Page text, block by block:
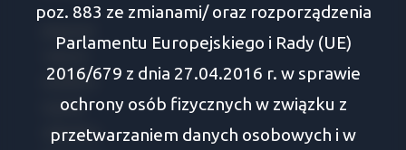
Wasilków
Supraśl
Zabłudów
poz. 883 ze zmianami/ oraz rozporządzenia
Parlamentu Europejskiego i Rady (UE)
2016/679 z dnia 27.04.2016 r. w sprawie
ochrony osób fizycznych w związku z
przetwarzaniem danych osobowych i w